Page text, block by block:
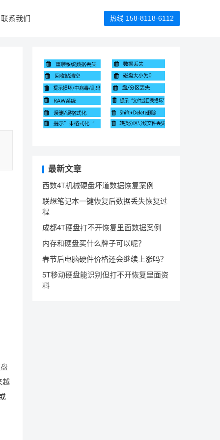
联系我们 热线 158-8118-6112
越
最新文章
西数4T机械硬盘坏道数据恢复案例
联想笔记本一键恢复后数据丢失恢复过
程
成都4T硬盘打不开恢复里面数据案例
内存和硬盘买什么牌子可以呢？
春节后电脑硬件价格还会继续上涨吗？
5T移动硬盘能识别但打不开恢复里面资
料